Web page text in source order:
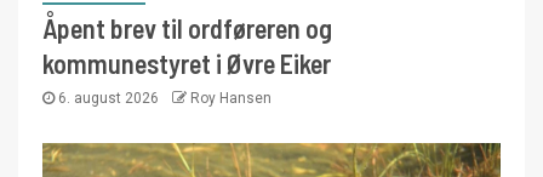
Åpent brev til ordføreren og
kommunestyret i Øvre Eiker
6. august 2026 Roy Hansen